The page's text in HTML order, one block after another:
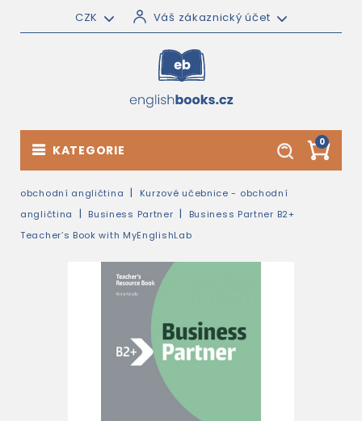
CZK Váš zákaznický účet
0
KATEGORIE
obchodní angličtina
Kurzové učebnice - obchodní
angličtina
Business Partner
Business Partner B2+
Teacher’s Book with MyEnglishLab